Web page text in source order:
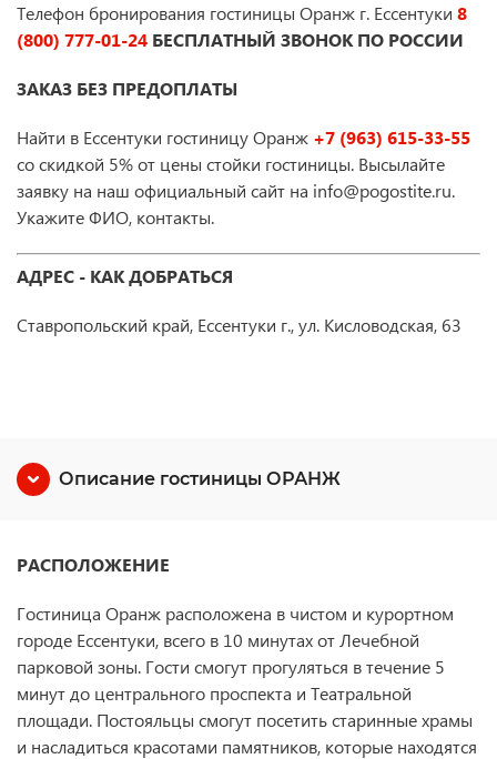
Телефон бронирования гостиницы Оранж г. Ессентуки 8
(800) 777-01-24 БЕСПЛАТНЫЙ ЗВОНОК ПО РОССИИ
ЗАКАЗ БЕЗ ПРЕДОПЛАТЫ
Найти в Ессентуки гостиницу Оранж +7 (963) 615-33-55
со скидкой 5% от цены стойки гостиницы. Высылайте
заявку на наш официальный сайт на info@pogostite.ru.
Укажите ФИО, контакты.
АДРЕС - КАК ДОБРАТЬСЯ
Ставропольский край, Ессентуки г., ул. Кисловодская, 63
Описание гостиницы ОРАНЖ
РАСПОЛОЖЕНИЕ
Гостиница Оранж расположена в чистом и курортном
городе Ессентуки, всего в 10 минутах от Лечебной
парковой зоны. Гости смогут прогуляться в течение 5
минут до центрального проспекта и Театральной
площади. Постояльцы смогут посетить старинные храмы
и насладиться красотами памятников, которые находятся